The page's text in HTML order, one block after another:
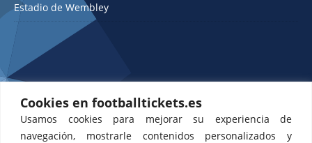
Cookies en footballtickets.es
Usamos cookies para mejorar su experiencia de
navegación, mostrarle contenidos personalizados y
Estadio de Wembley
ETTS 365 SL, Rambla de Catalunya 38, 8, 1, Barcelona 08007, España |